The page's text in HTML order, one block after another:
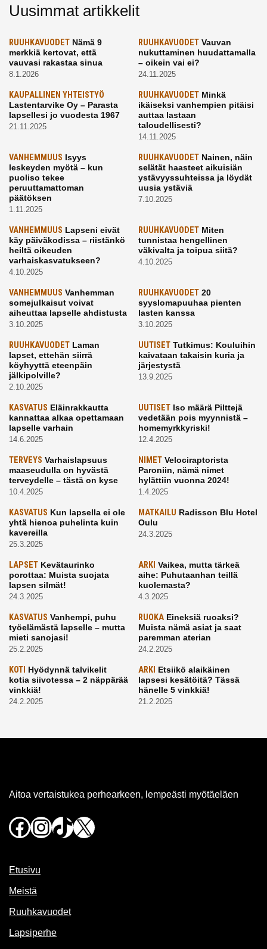
Uusimmat artikkelit
RUUHKAVUODET Nämä 9
merkkiä kertovat, että
vauvasi rakastaa sinua
8.1.2026
RUUHKAVUODETVauvan
nukuttaminen huudattamalla
– oikein vai ei?
24.11.2025
KAUPALLINEN YHTEISTYÖ
Lastentarvike Oy – Parasta
lapsellesi jo vuodesta 1967
21.11.2025
RUUHKAVUODETMinkä
ikäiseksi vanhempien pitäisi
auttaa lastaan
taloudellisesti?
14.11.2025
VANHEMMUUS Isyys
leskeyden myötä – kun
puoliso tekee
peruuttamattoman
päätöksen
1.11.2025
RUUHKAVUODETNainen, näin
selätät haasteet aikuisiän
ystävyyssuhteissa ja löydät
uusia ystäviä
7.10.2025
VANHEMMUUS Lapseni eivät
käy päiväkodissa – riistänkö
heiltä oikeuden
varhaiskasvatukseen?
4.10.2025
RUUHKAVUODETMiten
tunnistaa hengellinen
väkivalta ja toipua siitä?
4.10.2025
VANHEMMUUS Vanhemman
somejulkaisut voivat
aiheuttaa lapselle ahdistusta
3.10.2025
RUUHKAVUODET20
syyslomapuuhaa pienten
lasten kanssa
3.10.2025
RUUHKAVUODET Laman
lapset, ettehän siirrä
köyhyyttä eteenpäin
jälkipolville?
2.10.2025
UUTISETTutkimus: Kouluihin
kaivataan takaisin kuria ja
järjestystä
13.9.2025
KASVATUS Eläinrakkautta
kannattaa alkaa opettamaan
lapselle varhain
14.6.2025
UUTISETIso määrä Pilttejä
vedetään pois myynnistä –
homemyrkkyriski!
12.4.2025
TERVEYS Varhaislapsuus
maaseudulla on hyvästä
terveydelle – tästä on kyse
10.4.2025
NIMETVelociraptorista
Paroniin, nämä nimet
hylättiin vuonna 2024!
1.4.2025
KASVATUS Kun lapsella ei ole
yhtä hienoa puhelinta kuin
kavereilla
25.3.2025
MATKAILU Radisson Blu Hotel
Oulu
24.3.2025
LAPSET Kevätaurinko
porottaa: Muista suojata
lapsen silmät!
24.3.2025
ARKI Vaikea, mutta tärkeä
aihe: Puhutaanhan teillä
kuolemasta?
4.3.2025
KASVATUS Vanhempi, puhu
työelämästä lapselle – mutta
mieti sanojasi!
25.2.2025
RUOKAEineksiä ruoaksi?
Muista nämä asiat ja saat
paremman aterian
24.2.2025
KOTI Hyödynnä talvikelit
kotia siivotessa – 2 näppärää
vinkkiä!
24.2.2025
ARKI Etsiikö alaikäinen
lapsesi kesätöitä? Tässä
hänelle 5 vinkkiä!
21.2.2025
Aitoa vertaistukea perhearkeen, lempeästi myötäeläen
Facebook
Instagram
TikTok
X
Etusivu
Meistä
Ruuhkavuodet
Lapsiperhe